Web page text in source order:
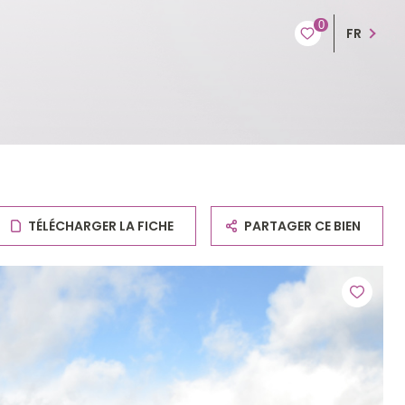
0 FR
TÉLÉCHARGER LA FICHE PARTAGER CE BIEN